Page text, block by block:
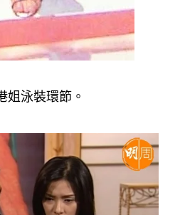
姐泳裝環節。